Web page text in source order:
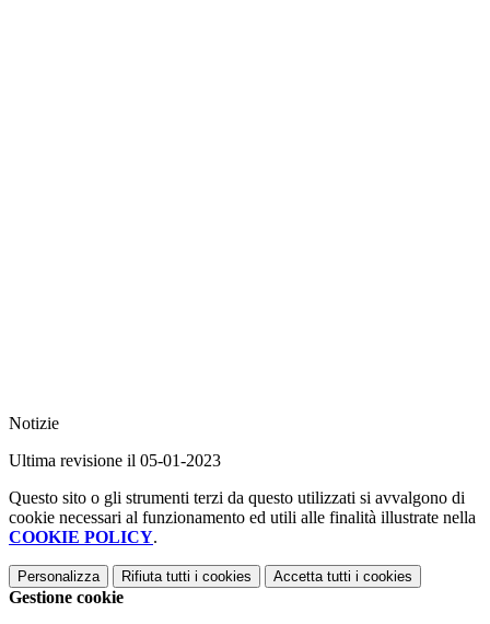
Notizie
Ultima revisione il 05-01-2023
Questo sito o gli strumenti terzi da questo utilizzati si avvalgono di
cookie necessari al funzionamento ed utili alle finalità illustrate nella
COOKIE POLICY.
Personalizza Rifiuta tutti i cookies Accetta tutti i cookies
Gestione cookie